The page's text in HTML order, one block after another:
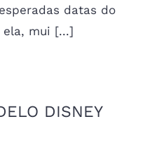
datas do
mui [...]
DISNEY